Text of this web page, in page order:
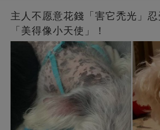
主人不愿意花錢「害它禿光」
「美得像小天使」！